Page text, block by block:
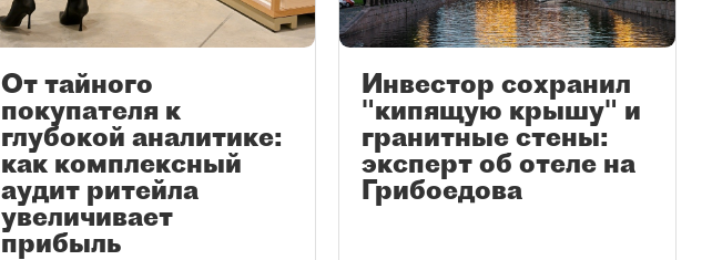
От тайного
покупателя к
глубокой аналитике:
как комплексный
аудит ритейла
увеличивает
прибыль
Инвестор сохранил
"кипящую крышу" и
гранитные стены:
эксперт об отеле на
Грибоедова